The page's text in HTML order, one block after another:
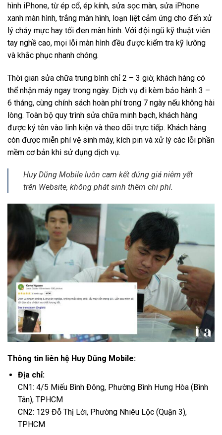
hình iPhone, từ ép cổ, ép kính, sửa sọc màn, sửa iPhone
xanh màn hình, trắng màn hình, loạn liệt cảm ứng cho đến xử
lý chảy mực hay tối đen màn hình. Với đội ngũ kỹ thuật viên
tay nghề cao, mọi lỗi màn hình đều được kiểm tra kỹ lưỡng
và khắc phục nhanh chóng.
Thời gian sửa chữa trung bình chỉ 2 – 3 giờ, khách hàng có
thể nhận máy ngay trong ngày. Dịch vụ đi kèm bảo hành 3 –
6 tháng, cùng chính sách hoàn phí trong 7 ngày nếu không hài
lòng. Toàn bộ quy trình sửa chữa minh bạch, khách hàng
được ký tên vào linh kiện và theo dõi trực tiếp. Khách hàng
còn được miễn phí vệ sinh máy, kích pin và xử lý các lỗi phần
mềm cơ bản khi sử dụng dịch vụ.
Huy Dũng Mobile luôn cam kết đúng giá niêm yết
trên Website, không phát sinh thêm chi phí.
Thông tin liên hệ Huy Dũng Mobile:
Địa chỉ:
CN1: 4/5 Miếu Bình Đông, Phường Bình Hưng Hòa (Bình
Tân), TPHCM
CN2: 129 Đỗ Thị Lời, Phường Nhiêu Lộc (Quận 3),
TPHCM